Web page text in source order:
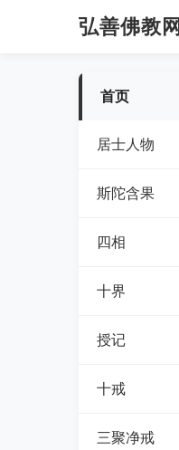
弘善佛教网
首页
居士人物
斯陀含果
四相
十界
授记
十戒
三聚净戒